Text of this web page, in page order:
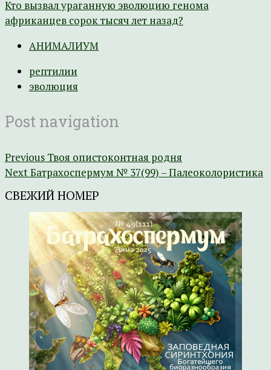
Кто вызвал ураганную эволюцию генома
африканцев сорок тысяч лет назад?
АНИМАЛИУМ
рептилии
эволюция
Post navigation
Previous Твоя опистоконтная родня
NextБатрахоспермум № 37(99) – Палеоколористика
СВЕЖИЙ НОМЕР